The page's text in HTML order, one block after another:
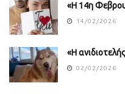
«Η 14η
14/02/2026
«Η
02/02/2026